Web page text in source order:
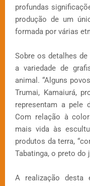
profundas
produção de um
formada por várias
Sobre os detalhes
a variedade de
animal. “Alguns
Trumai, Kamaiurá,
representam a pele
Com relação à
mais vida às
produtos da terra,
Tabatinga, o preto do
A realização desta